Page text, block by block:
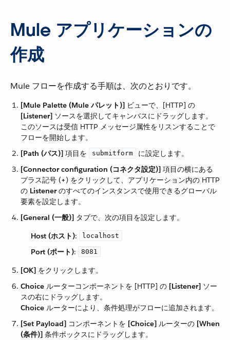
Mule アプリケーションの
作成
Mule フローを作成する手順は、次のとおりです。
[Mule Palette (Mule パレット)] ​ ビューで、[HTTP] の ​
[Listener] ​ ソースを選択してキャンバスにドラッグします。
このソースは受信 HTTP メッセージ属性をリスンすることで
フローを開始します。
[Path (パス)] ​ 項目を ​ submitform
​ に設定します。
[Connector configuration (コネクタ設定)] ​ 項目の横にある
プラス記号 (​+​) をクリックして、アプリケーション内の HTTP
の ​ Listener​ のすべてのインスタンスで使用できるグローバル
要素を設定します。
[General (一般)] ​ タブで、次の項目を設定します。
Host (ホスト)​: localhost
Port (ポート)​: 8081
[OK] ​ をクリックします。
Choice ​ ルーターコンポーネントを [HTTP] の ​ [Listener] ​ ソー
スの右にドラッグします。
Choice ​ ルーターにより、条件処理がフローに追加されます。
[Set Payload] ​ コンポーネントを ​ [Choice] ​ ルーターの ​ [When
(条件)] ​ 条件ボックスにドラッグします。